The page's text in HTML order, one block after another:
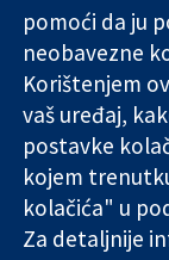
Bolje zdravlje.
The Cochrane
company limited by
England & Wales.
pomoći da ju
neobavezne
Korištenjem
vaš uređaj,
postavke
kojem
kolačića" u
Za detaljnije